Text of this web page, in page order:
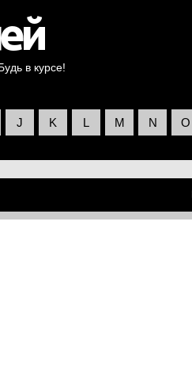
в курсе!
J K L M N O